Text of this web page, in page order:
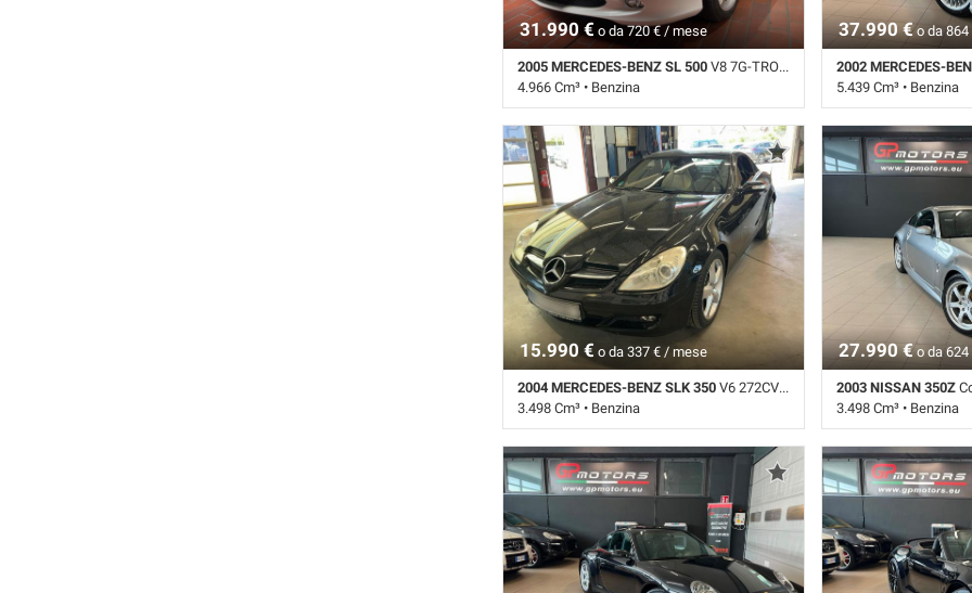
Specchietti laterali
31.990 € o da 720 € / mese
2005 MERCEDES-BENZ SL 500 V8 7G-TRONIC ! BIANCO PERLA DESIGNO !
4.966 Cm³ • Benzina
65.928 Km • Cambio Automatico (7) • Bianco
perlato • 2 Porte • ABS • Airbag • Airbag
laterali • Airbag Passeggero • Alzacristalli
elettrici • Antifurto • Autoradio • Cerchi in
lega • Chiusura centralizzata • Climatizzatore
• Controllo trazione • Cruise Control • ESP •
Fari Xenon • Fendinebbia • Immobilizzatore
elettronico • Interni in pelle • Servosterzo •
Sospensioni pneumatiche • Specchietti
laterali elettrici
37.990 €o da 864
2002 MERCEDES-
5.439 Cm³ • Benzina
144.492 Km •
Argento metallizzato •
• Airbag laterali •
Alzacristalli elettrici •
Cerchi in lega •
Climatizzatore •
Control • ESP • Fari
Immobilizzatore
Regolazione elettrica
Navigatore satellitare
pneumatiche •
15.990 € o da 337 € / mese
2004 MERCEDES-BENZ SLK 350 V6 272CV FULL SERVICE ! FULL OPTIONAL !
3.498 Cm³ • Benzina
117.312 Km • Cambio Automatico (6) • Nero
metallizzato • 2 Porte • ABS • Airbag • Airbag
laterali • Airbag Passeggero • Alzacristalli
elettrici • Cerchi in lega • Chiusura
centralizzata • Climatizzatore • Controllo
trazione • Cruise Control • ESP • Fendinebbia
• Immobilizzatore elettronico • Servosterzo •
Specchietti laterali elettrici
27.990 €o da 624
2003 NISSAN 350Z
3.498 Cm³ • Benzina
127.393 Km • Cambio
metallizzato • 3 Porte
laterali • Airbag
Alzacristalli elettrici •
Cerchi in lega •
Climatizzatore •
Control • ESP • Fari
Immobilizzatore